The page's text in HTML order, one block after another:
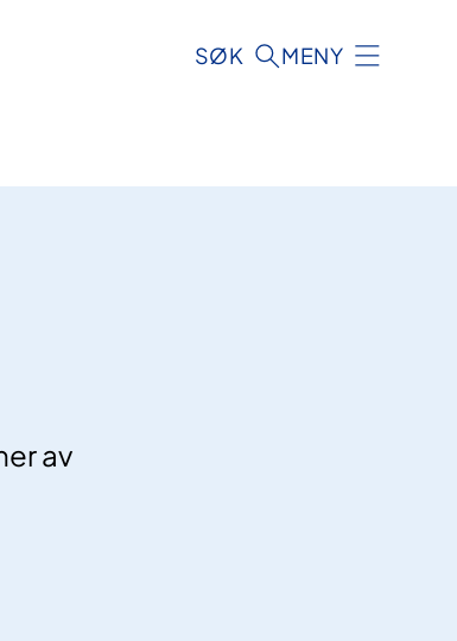
SØK MENY
av